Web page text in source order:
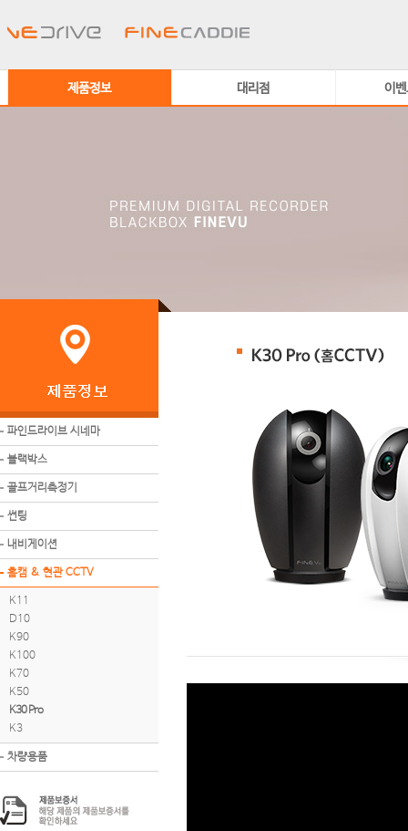
제품정보 대리점 이
파인드라이브 시네마
블랙박스
골프거리측정기
썬팅
내비게이션
홈캠 & 현관 CCTV
K11
D10
K90
K100
K70
K50
K30 Pro
K3
차량용품